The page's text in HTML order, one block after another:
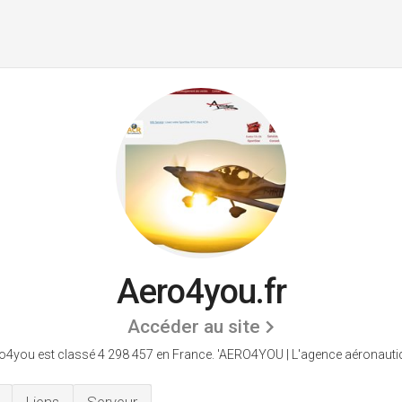
Aero4you.fr
Accéder au site
est classé 4 298 457 en France. 'AERO4YOU | L'agence